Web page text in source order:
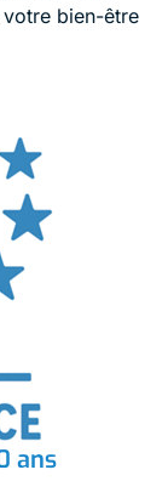
bien-être
ans